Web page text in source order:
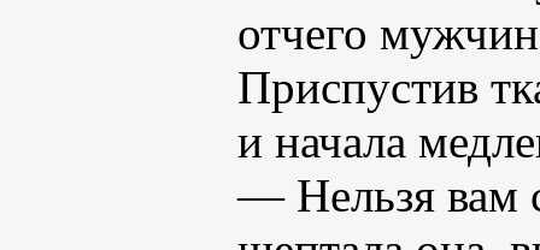
отчего
Приспустив
и начала
— Нельзя вам